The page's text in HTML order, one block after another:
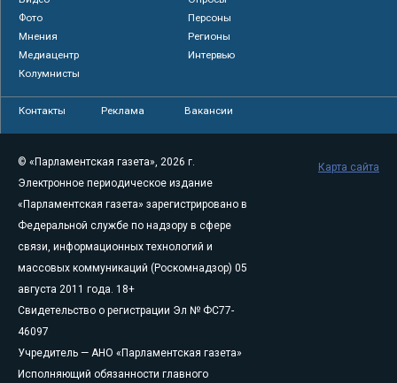
Фото
Персоны
Мнения
Регионы
Медиацентр
Интервью
Колумнисты
Контакты Реклама Вакансии
© «Парламентская газета», 2026 г.
Электронное периодическое издание
«Парламентская газета» зарегистрировано в
Федеральной службе по надзору в сфере
связи, информационных технологий и
массовых коммуникаций (Роскомнадзор) 05
августа 2011 года. 18+
Свидетельство о регистрации Эл № ФС77-
46097
Учредитель — АНО «Парламентская газета»
Исполняющий обязанности главного
Карта сайта